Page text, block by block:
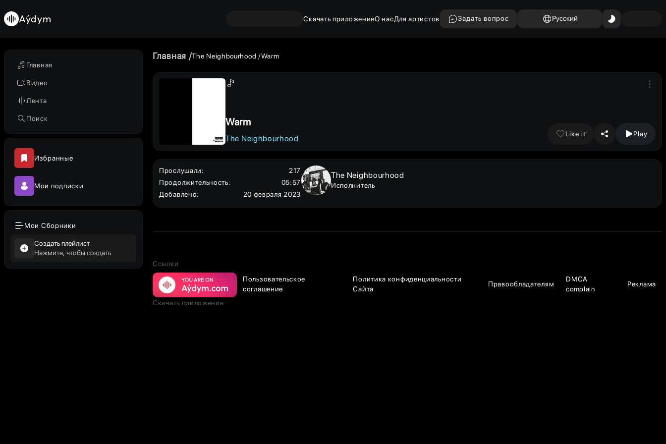
Главная
Видео
Лента
Поиск
Избранные
Мои подписки
Мои Сборники
Создать плейлист
Нажмите, чтобы создать
Aýdym Скачать приложениеО насДля артистов Задать вопрос Русский
Главная The Neighbourhood Warm
Warm
The Neighbourhood
Like it Play
Прослушали:
217
Продолжительность:
05:57
Добавлено: 20 февраля 2023
The Neighbourhood
Исполнитель
Ссылки
Пользовательское
соглашение
Политика конфиденциальности
Сайта
Правообладателям
DMCA
complain
Реклама
Скачать приложение